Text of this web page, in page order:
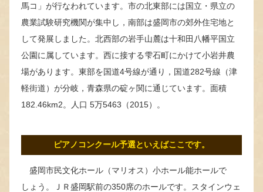
馬コ」が行なわれています。市の北東部には国立・県立の
農業試験研究機関が集中し，南部は盛岡市の郊外住宅地と
して発展しました。北西部の岩手山麓は十和田八幡平国立
公園に属しています。西に接する雫石町にかけて小岩井農
場があります。東部を国道4号線が通り，国道282号線（津
軽街道）が分岐，青森県の碇ヶ関に通じています。面積
182.46km2。人口 5万5463（2015）。
ピアノコンクール予選といえばここです。
盛岡市民文化ホール（マリオス）小ホール能ホールで
しょう。ＪＲ盛岡駅前の350席のホールです。スタインウェ